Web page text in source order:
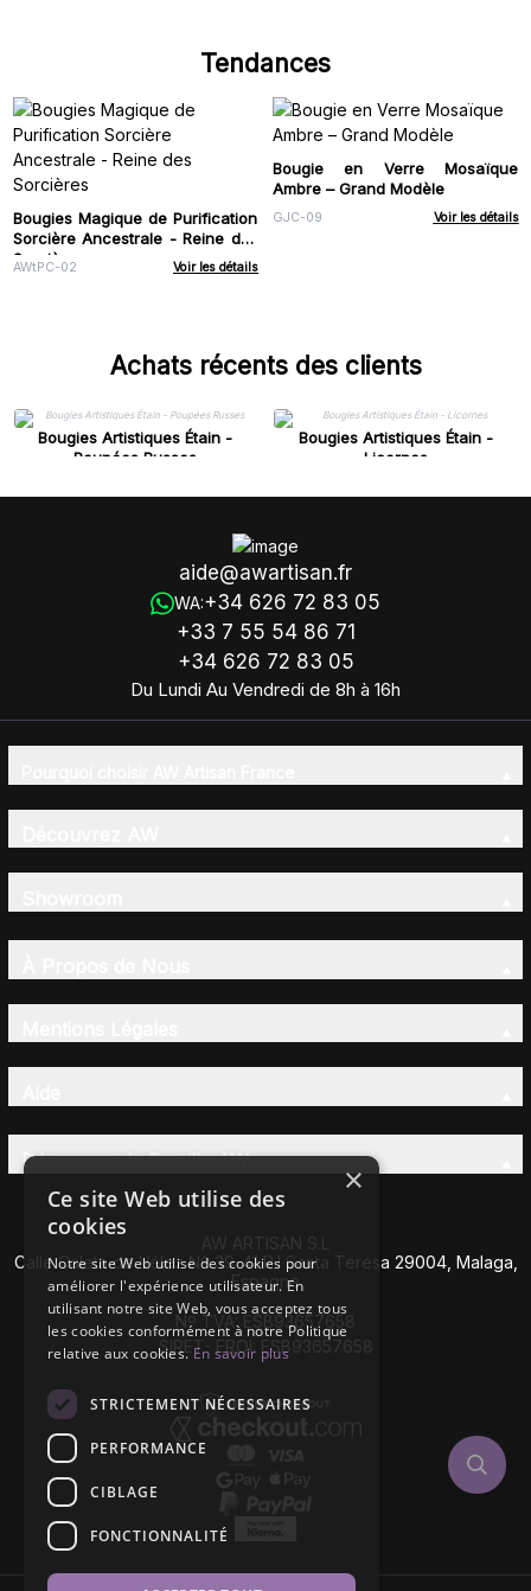
Tendances
Bougies Magique de Purification
Sorcière Ancestrale - Reine des
Sorcières
AWtPC-02 Voir les détails
Bougie en Verre Mosaïque
Ambre – Grand Modèle
GJC-09 Voir les détails
Achats récents des clients
Bougies Artistiques Étain -
Poupées Russes
Bougies Artistiques Étain -
Licornes
aide@awartisan.fr
WA:+34 626 72 83 05
+33 7 55 54 86 71
+34 626 72 83 05
Du Lundi Au Vendredi de 8h à 16h
Découvrez la Famille AW
AW ARTISAN S.L
Calle Caleta de Vélez Nº 39-41 P.I Santa Teresa 29004, Malaga,
Espagne
Nº TVA: ESB93657658
SIRET- EROI: ESB93657658
×
Ce site Web utilise des
cookies
Notre site Web utilise des cookies pour
améliorer l'expérience utilisateur. En
utilisant notre site Web, vous acceptez tous
les cookies conformément à notre Politique
relative aux cookies.En savoir plus
STRICTEMENT NÉCESSAIRES
PERFORMANCE
CIBLAGE
FONCTIONNALITÉ